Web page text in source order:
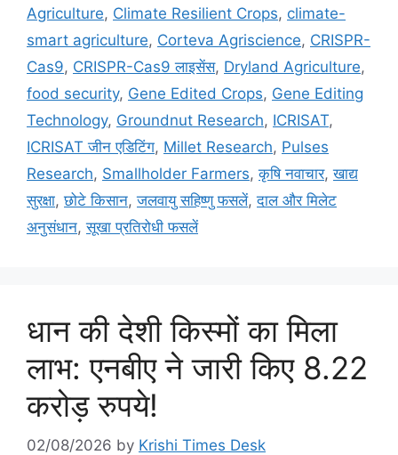
Agriculture, Climate Resilient Crops, climate-
smart agriculture, Corteva Agriscience, CRISPR-
Cas9, CRISPR-Cas9 लाइसेंस, Dryland Agriculture,
food security, Gene Edited Crops, Gene Editing
Technology, Groundnut Research, ICRISAT,
ICRISAT जीन एडिटिंग, Millet Research, Pulses
Research, Smallholder Farmers,कृषि नवाचार,खाद्य
सुरक्षा,छोटे किसान,जलवायु सहिष्णु फसलें,दाल और मिलेट
अनुसंधान,सूखा प्रतिरोधी फसलें
धान की देशी किस्मों का मिला
लाभ: एनबीए ने जारी किए 8.22
करोड़ रुपये!
02/08/2026 by Krishi Times Desk